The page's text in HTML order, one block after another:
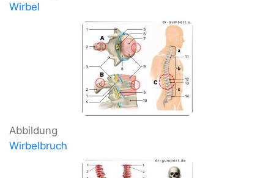
Wirbel
Abbildung
Wirbelbruch